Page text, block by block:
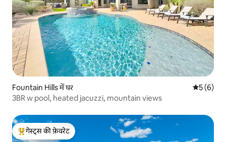
Fountain Hills में घर औसत रेटिंग
5 (6)
3BR w pool, heated jacuzzi, mountain views
गेस्ट्स का टॉप फ़ेवरेट
गेस्ट्स की फ़ेवरेट